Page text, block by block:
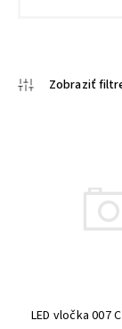
LED vločka 007 C